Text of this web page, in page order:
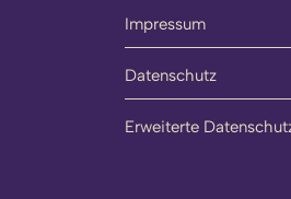
Impressum
Datenschutz
Erweiterte